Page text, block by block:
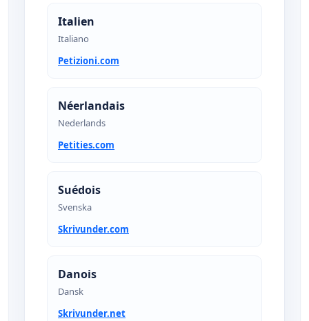
Italien
Italiano
Petizioni.com
Néerlandais
Nederlands
Petities.com
Suédois
Svenska
Skrivunder.com
Danois
Dansk
Skrivunder.net